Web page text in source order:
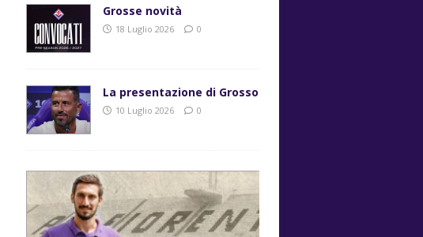
Grosse novità
18 Luglio 2026 0
La presentazione di Grosso
10 Luglio 2026 0